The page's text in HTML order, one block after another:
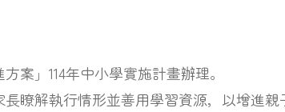
案」114年中小學實施計畫辦理。
瞭解執行情形並善用學習資源，以增進